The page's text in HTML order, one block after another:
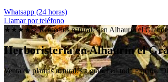
Whatsapp (24 horas)
Llamar por teléfono
★★★★✩ Remedios naturales enAlhaurín el Grande
Herboristería en Alhaurín el
Venta de plantas naturalesa granel en toda España.